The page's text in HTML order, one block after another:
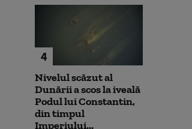
4
Nivelul scăzut al
Dunării a scos la iveală
Podul lui Constantin,
din timpul
Imperiului...